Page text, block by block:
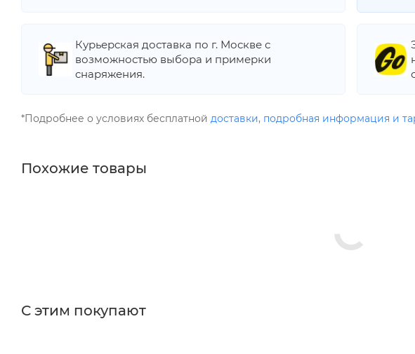
Курьерская доставка по г. Москве с
возможностью выбора и примерки
снаряжения.
*Подробнее о условиях бесплатной доставки, подробная информация и
Похожие товары
С этим покупают